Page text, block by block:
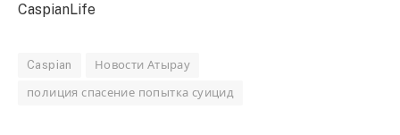
CaspianLife
Caspian Новости Атырау
полиция спасение попытка суицид